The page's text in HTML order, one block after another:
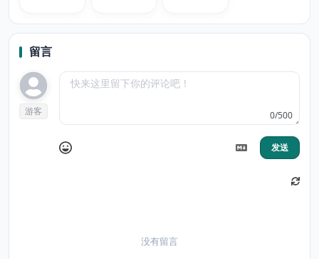
留言
游客 0/500
发送
没有留言